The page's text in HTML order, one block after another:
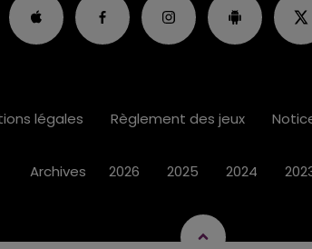
légales Règlement des jeux
Archives 2026 2025 2024